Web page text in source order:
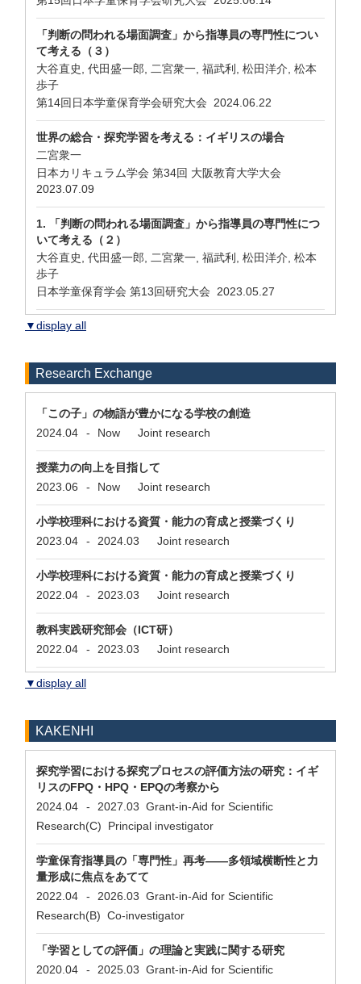
「判断の問われる場面調査」から指導員の専門性につい
て考える（３）
大谷直史, 代田盛一郎, 二宮衆一, 福武利, 松田洋介, 松本
歩子
第14回日本学童保育学会研究大会 2024.06.22
世界の総合・探究学習を考える：イギリスの場合
二宮衆一
日本カリキュラム学会 第34回 大阪教育大学大会
2023.07.09
1. 「判断の問われる場面調査」から指導員の専門性につ
いて考える（２）
大谷直史, 代田盛一郎, 二宮衆一, 福武利, 松田洋介, 松本
歩子
日本学童保育学会 第13回研究大会 2023.05.27
▼display all
Research Exchange
「この子」の物語が豊かになる学校の創造
2024.04
- Now Joint research
授業力の向上を目指して
2023.06
- Now Joint research
小学校理科における資質・能力の育成と授業づくり
2023.04
- 2024.03 Joint research
小学校理科における資質・能力の育成と授業づくり
2022.04
- 2023.03 Joint research
教科実践研究部会（ICT研）
2022.04
- 2023.03 Joint research
▼display all
KAKENHI
探究学習における探究プロセスの評価方法の研究：イギ
リスのFPQ・HPQ・EPQの考察から
2024.04
- 2027.03 Grant-in-Aid for Scientific
Research(C) Principal investigator
学童保育指導員の「専門性」再考――多領域横断性と力
量形成に焦点をあてて
2022.04
- 2026.03 Grant-in-Aid for Scientific
Research(B) Co-investigator
「学習としての評価」の理論と実践に関する研究
2020.04
- 2025.03 Grant-in-Aid for Scientific